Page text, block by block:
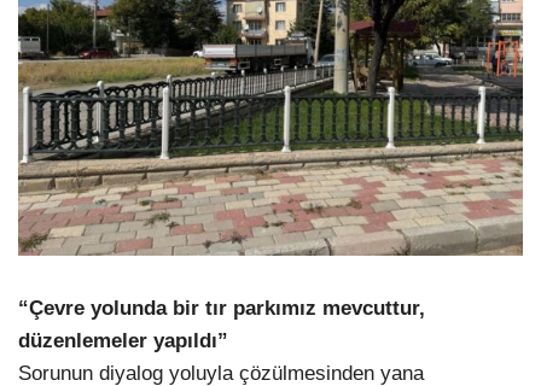
“Çevre yolunda bir tır parkımız mevcuttur,
düzenlemeler yapıldı”
Sorunun diyalog yoluyla çözülmesinden yana